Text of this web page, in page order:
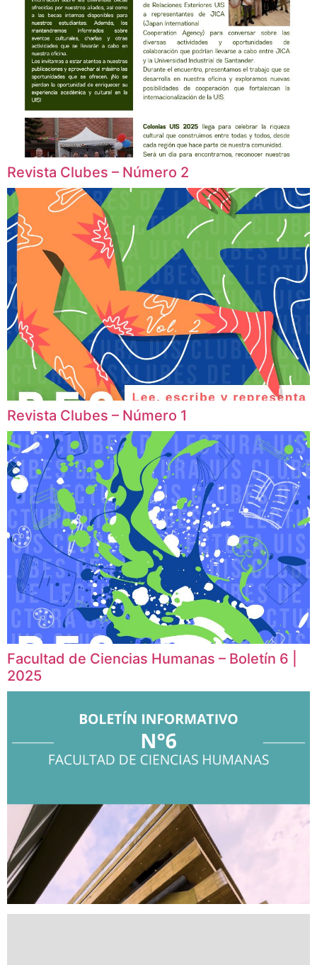
Revista Clubes – Número 2
Revista Clubes – Número 1
Facultad de Ciencias Humanas – Boletín 6 |
2025